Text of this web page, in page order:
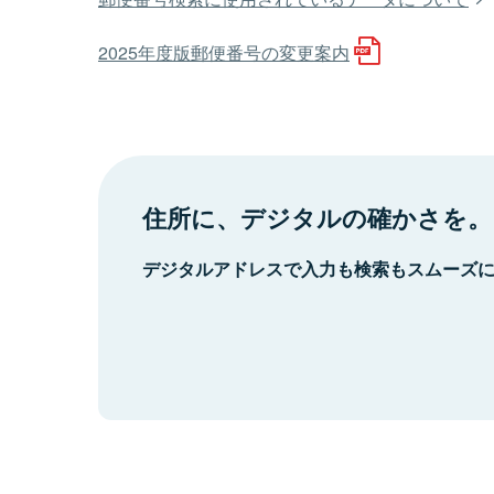
2025年度版郵便番号の変更案内
住所に、デジタルの確かさを。
デジタルアドレスで入力も検索もスムーズ